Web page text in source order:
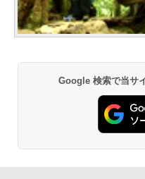
テント
PYKES
ト プラ
人用 折
ーチ ピ
026リニ
コンパ
Across
1cm ソ
￥680
Google 検索で当サ